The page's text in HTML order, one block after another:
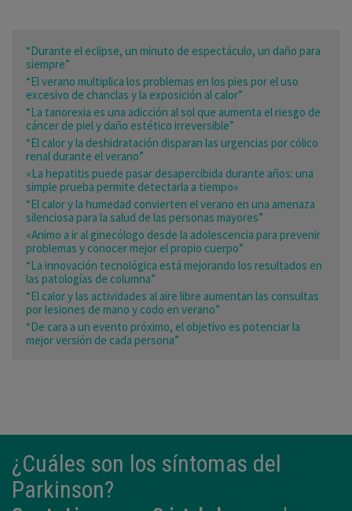
“Durante el eclipse, un minuto de espectáculo, un daño para
siempre”
“El verano multiplica los problemas en los pies por el uso
excesivo de chanclas y la exposición al calor”
“La tanorexia es una adicción al sol que aumenta el riesgo de
cáncer de piel y daño estético irreversible”
“El calor y la deshidratación disparan las urgencias por cólico
renal durante el verano”
«La hepatitis puede pasar desapercibida durante años: una
simple prueba permite detectarla a tiempo»
“El calor y la humedad convierten el verano en una amenaza
silenciosa para la salud de las personas mayores”
«Animo a ir al ginecólogo desde la adolescencia para prevenir
problemas y conocer mejor el propio cuerpo”
“La innovación tecnológica está mejorando los resultados en
las patologías de columna”
“El calor y las actividades al aire libre aumentan las consultas
por lesiones de mano y codo en verano”
“De cara a un evento próximo, el objetivo es potenciar la
mejor versión de cada persona”
¿Cuáles son los síntomas del
Parkinson?